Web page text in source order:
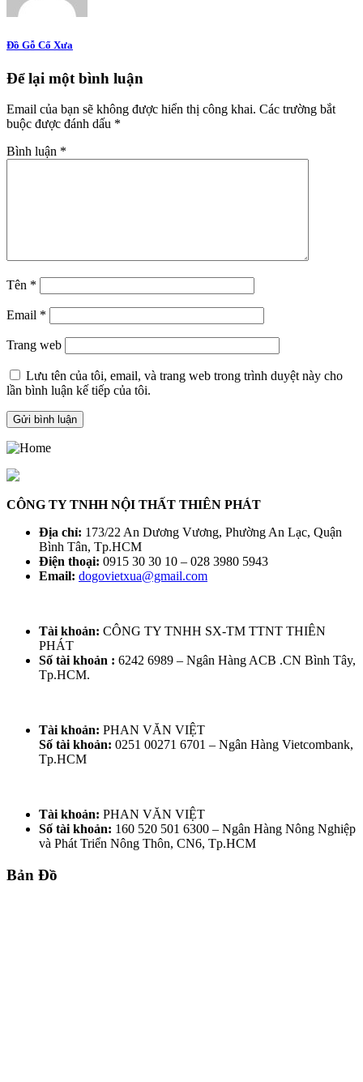
Đồ Gỗ Cổ Xưa
Để lại một bình luận
Email của bạn sẽ không được hiển thị công khai. Các trường bắt
buộc được đánh dấu *
Bình luận *
Tên *
Email *
Trang web
Lưu tên của tôi, email, và trang web trong trình duyệt này cho
lần bình luận kế tiếp của tôi.
CÔNG TY TNHH NỘI THẤT THIÊN PHÁT
Địa chỉ: 173/22 An Dương Vương, Phường An Lạc, Quận
Bình Tân, Tp.HCM
Điện thoại: 0915 30 30 10 – 028 3980 5943
Email: dogovietxua@gmail.com
Tài khoản: CÔNG TY TNHH SX-TM TTNT THIÊN
PHÁT
Số tài khoản : 6242 6989 – Ngân Hàng ACB .CN Bình Tây,
Tp.HCM.
Tài khoản: PHAN VĂN VIỆT
Số tài khoản: 0251 00271 6701 – Ngân Hàng Vietcombank,
Tp.HCM
Tài khoản: PHAN VĂN VIỆT
Số tài khoản: 160 520 501 6300 – Ngân Hàng Nông Nghiệp
và Phát Triển Nông Thôn, CN6, Tp.HCM
Bản Đồ